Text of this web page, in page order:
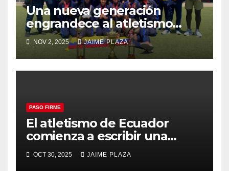
Una nueva generación
engrandece al atletismo
ecuatoriano
NOV 2, 2025 JAIME PLAZA
PASO FIRME
El atletismo de Ecuador
comienza a escribir una
nueva historia
OCT 30, 2025 JAIME PLAZA